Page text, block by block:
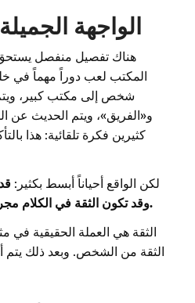
الواجهة
هناك تفصيل منفصل يستحق
المكتب لعب دوراً مهماً في
شخص إلى مكتب كبير،
و«الفريق»، ويتم الحديث عن
كثيرين فكرة تلقائية: هذا
لكن الواقع أحياناً أبسط بكثير:
وقد تكون الثقة في الكلام مجرد أداة لاكتساب ثقة الآخرين.
الثقة هي العملة الحقيقية في
الثقة من الشخص. وبعد ذلك يتم